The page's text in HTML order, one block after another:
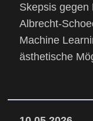
Skepsis gegen
Albrecht-
Machine
ästhetische